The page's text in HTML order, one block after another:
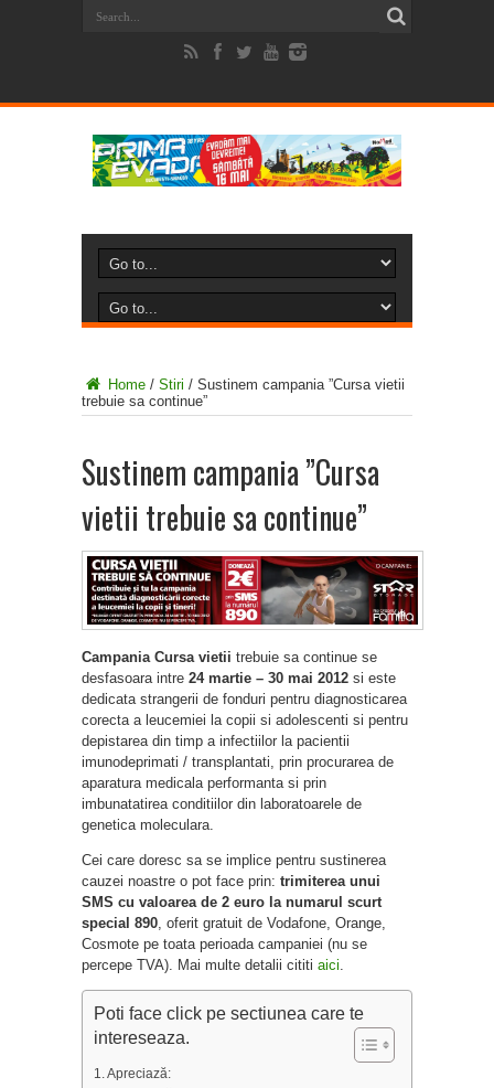
Home / Stiri / Sustinem campania ”Cursa vietii
trebuie sa continue”
Sustinem campania ”Cursa
vietii trebuie sa continue”
Campania Cursa vietii trebuie sa continue se
desfasoara intre 24 martie – 30 mai 2012 si este
dedicata strangerii de fonduri pentru diagnosticarea
corecta a leucemiei la copii si adolescenti si pentru
depistarea din timp a infectiilor la pacientii
imunodeprimati / transplantati, prin procurarea de
aparatura medicala performanta si prin
imbunatatirea conditiilor din laboratoarele de
genetica moleculara.
Cei care doresc sa se implice pentru sustinerea
cauzei noastre o pot face prin: trimiterea unui
SMS cu valoarea de 2 euro la numarul scurt
special 890, oferit gratuit de Vodafone, Orange,
Cosmote pe toata perioada campaniei (nu se
percepe TVA). Mai multe detalii cititi aici.
Poti face click pe sectiunea care te
intereseaza.
Apreciază: